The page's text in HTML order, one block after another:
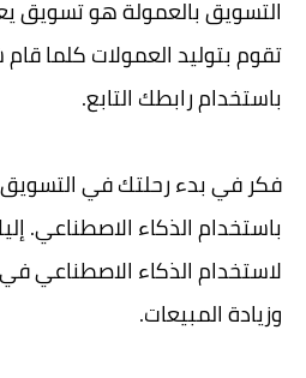
التسويق بالعمولة هو تسويق
تقوم بتوليد العمولات كلما
باستخدام رابطك التابع.
فكر في بدء رحلتك في
باستخدام الذكاء الاصطناعي.
لاستخدام الذكاء الاصطناعي
وزيادة المبيعات.